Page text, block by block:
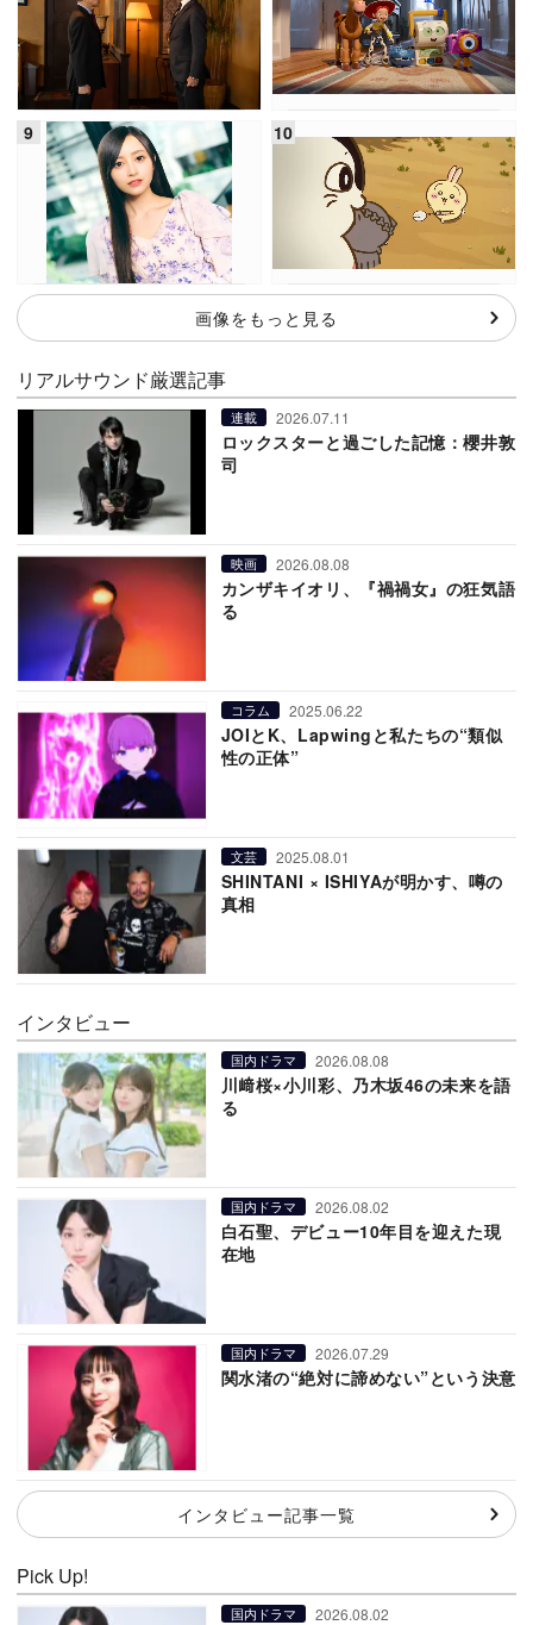
画像をもっと見る
リアルサウンド厳選記事
連載 2026.07.11
ロックスターと過ごした記憶：櫻井敦
司
映画 2026.08.08
カンザキイオリ、『禍禍女』の狂気語
る
コラム 2025.06.22
JOIとK、Lapwingと私たちの“類似
性の正体”
文芸 2025.08.01
SHINTANI × ISHIYAが明かす、噂の
真相
インタビュー
国内ドラマ 2026.08.08
川﨑桜×小川彩、乃木坂46の未来を語
る
国内ドラマ 2026.08.02
白石聖、デビュー10年目を迎えた現
在地
国内ドラマ 2026.07.29
関水渚の“絶対に諦めない”という決意
インタビュー記事一覧
Pick Up!
国内ドラマ 2026.08.02